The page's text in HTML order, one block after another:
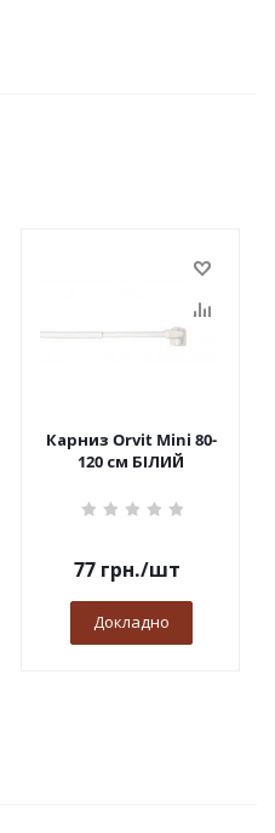
Карниз Orvit Mini 80-
120 см БІЛИЙ
77грн./шт
Докладно